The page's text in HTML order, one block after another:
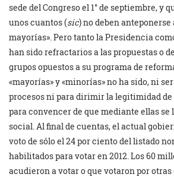
sede del Congreso el 1° de septiembre, y
unos cuantos (sic) no deben
mayorías». Pero tanto la Presidencia
han sido refractarios a las propuestas o
grupos opuestos a su programa de
«mayorías» y «minorías» no ha sido, ni
procesos ni para dirimir la legitimidad
para convencer de que mediante ellas se
social. Al final de cuentas, el actual
voto de sólo el 24 por ciento del listado
habilitados para votar en 2012. Los 60
acudieron a votar o que votaron por